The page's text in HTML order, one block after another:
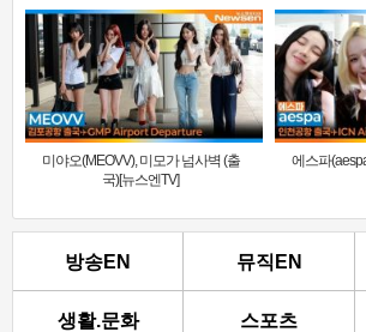
미야오(MEOVV), 미모가 넘사벽 (출
국)[뉴스엔TV]
에스파
방송EN 뮤직EN
생활.문화 스포츠